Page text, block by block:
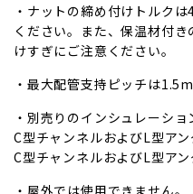
・ナットの締め付けトルク
ください。また、保温材付
けすぎにご注意ください。
・最大配管支持ピッチは
・別売りのインシュレーシ
C型チャンネルおよびL型ア
C型チャンネルおよびL型ア
・屋外では使用できません。